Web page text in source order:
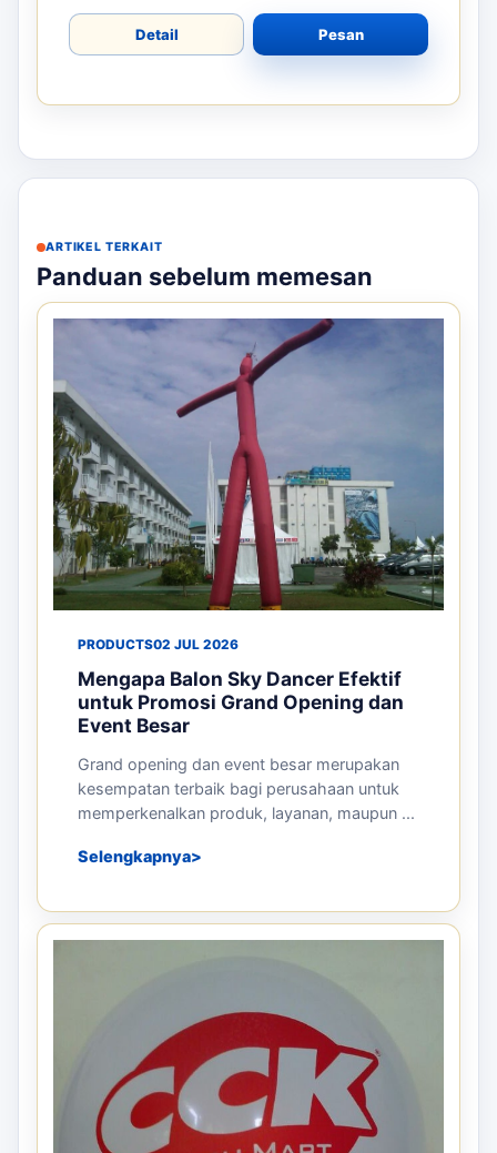
Detail Pesan
ARTIKEL TERKAIT
Panduan sebelum memesan
PRODUCTS02 JUL 2026
Mengapa Balon Sky Dancer Efektif
untuk Promosi Grand Opening dan
Event Besar
Grand opening dan event besar merupakan
kesempatan terbaik bagi perusahaan untuk
memperkenalkan produk, layanan, maupun ...
Selengkapnya